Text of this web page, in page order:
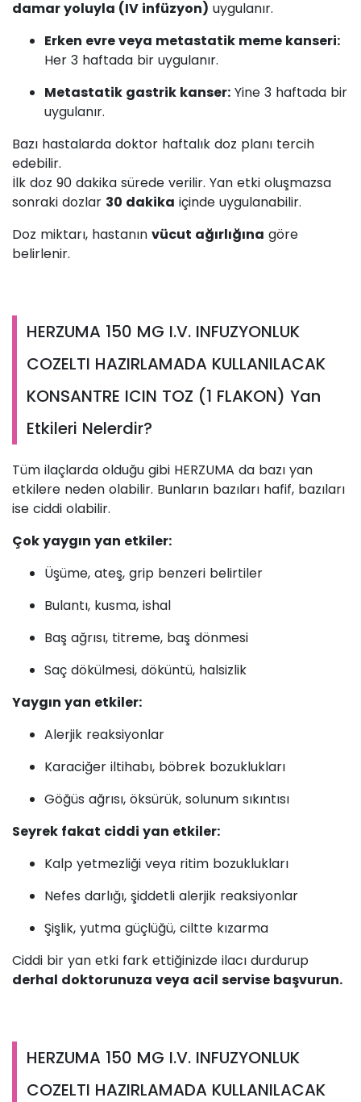
damar yoluyla (IV infüzyon) uygulanır.
Erken evre veya metastatik meme kanseri:
Her 3 haftada bir uygulanır.
Metastatik gastrik kanser: Yine 3 haftada bir
uygulanır.
Bazı hastalarda doktor haftalık doz planı tercih
edebilir.
İlk doz 90 dakika sürede verilir. Yan etki oluşmazsa
sonraki dozlar 30 dakika içinde uygulanabilir.
Doz miktarı, hastanın vücut ağırlığına göre
belirlenir.
HERZUMA 150 MG I.V. INFUZYONLUK
COZELTI HAZIRLAMADA KULLANILACAK
KONSANTRE ICIN TOZ (1 FLAKON) Yan
Etkileri Nelerdir?
Tüm ilaçlarda olduğu gibi HERZUMA da bazı yan
etkilere neden olabilir. Bunların bazıları hafif, bazıları
ise ciddi olabilir.
Çok yaygın yan etkiler:
Üşüme, ateş, grip benzeri belirtiler
Bulantı, kusma, ishal
Baş ağrısı, titreme, baş dönmesi
Saç dökülmesi, döküntü, halsizlik
Yaygın yan etkiler:
Alerjik reaksiyonlar
Karaciğer iltihabı, böbrek bozuklukları
Göğüs ağrısı, öksürük, solunum sıkıntısı
Seyrek fakat ciddi yan etkiler:
Kalp yetmezliği veya ritim bozuklukları
Nefes darlığı, şiddetli alerjik reaksiyonlar
Şişlik, yutma güçlüğü, ciltte kızarma
Ciddi bir yan etki fark ettiğinizde ilacı durdurup
derhal doktorunuza veya acil servise başvurun.
HERZUMA 150 MG I.V. INFUZYONLUK
COZELTI HAZIRLAMADA KULLANILACAK